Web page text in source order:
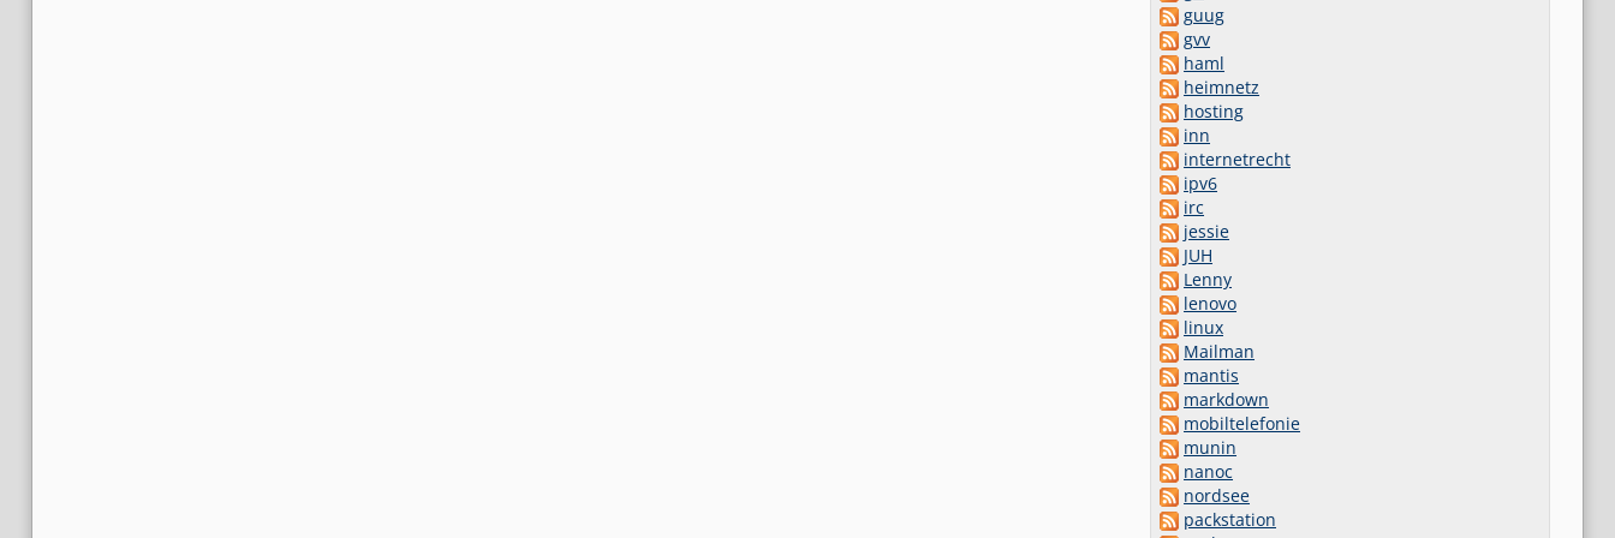
guug
gvv
haml
heimnetz
hosting
inn
internetrecht
ipv6
irc
jessie
JUH
Lenny
lenovo
linux
Mailman
mantis
markdown
mobiltelefonie
munin
nanoc
nordsee
packstation